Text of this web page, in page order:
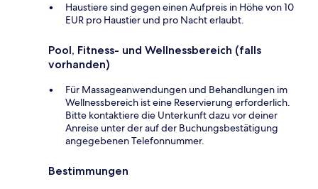
Haustiere sind gegen einen Aufpreis in Höhe von 10
EUR pro Haustier und pro Nacht erlaubt.
Pool, Fitness- und Wellnessbereich (falls
vorhanden)
Für Massageanwendungen und Behandlungen im
Wellnessbereich ist eine Reservierung erforderlich.
Bitte kontaktiere die Unterkunft dazu vor deiner
Anreise unter der auf der Buchungsbestätigung
angegebenen Telefonnummer.
Bestimmungen